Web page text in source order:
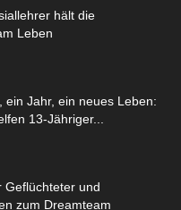
hält die
Leben
ein Jahr, ein neues Leben:
13-Jähriger...
Geflüchteter und
zum Dreamteam